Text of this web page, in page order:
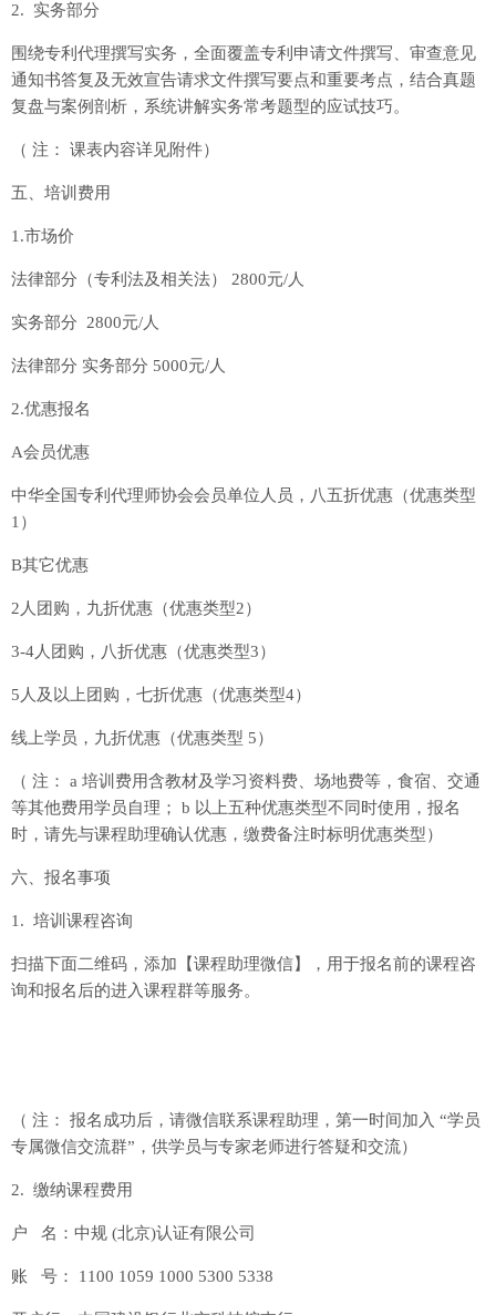
2. 实务部分
围绕专利代理撰写实务，全面覆盖专利申请文件撰写、审查意见
通知书答复及无效宣告请求文件撰写要点和重要考点，结合真题
复盘与案例剖析，系统讲解实务常考题型的应试技巧。
（ 注： 课表内容详见附件）
五、培训费用
1.市场价
法律部分（专利法及相关法） 2800元/人
实务部分 2800元/人
法律部分 实务部分 5000元/人
2.优惠报名
A会员优惠
中华全国专利代理师协会会员单位人员，八五折优惠（优惠类型
1）
B其它优惠
2人团购，九折优惠（优惠类型2）
3-4人团购，八折优惠（优惠类型3）
5人及以上团购，七折优惠（优惠类型4）
线上学员，九折优惠（优惠类型 5）
（ 注： a 培训费用含教材及学习资料费、场地费等，食宿、交通
等其他费用学员自理； b 以上五种优惠类型不同时使用，报名
时，请先与课程助理确认优惠，缴费备注时标明优惠类型）
六、报名事项
1. 培训课程咨询
扫描下面二维码，添加【课程助理微信】，用于报名前的课程咨
询和报名后的进入课程群等服务。
（ 注： 报名成功后，请微信联系课程助理，第一时间加入 “学员
专属微信交流群”，供学员与专家老师进行答疑和交流）
2. 缴纳课程费用
户 名：中规 (北京)认证有限公司
账 号： 1100 1059 1000 5300 5338